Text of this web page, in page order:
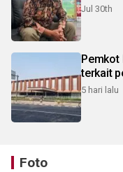
Jul 30th
Pemkot
terkait
5 hari lalu
Foto